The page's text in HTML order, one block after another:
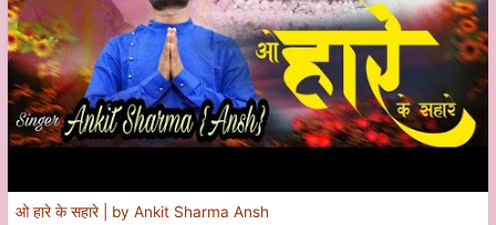
ओ हारे के सहारे | by Ankit Sharma Ansh